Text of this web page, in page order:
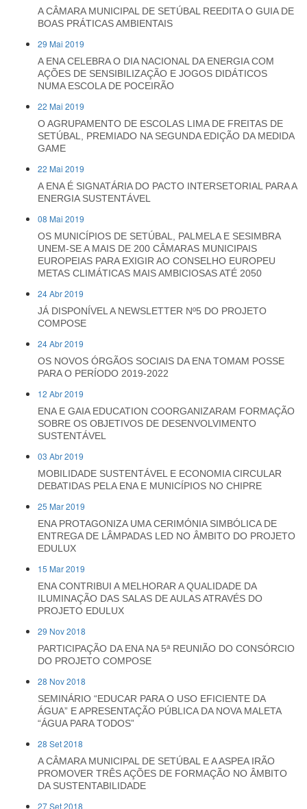
A CÂMARA MUNICIPAL DE SETÚBAL REEDITA O GUIA DE
BOAS PRÁTICAS AMBIENTAIS
29 Mai 2019
A ENA CELEBRA O DIA NACIONAL DA ENERGIA COM
AÇÕES DE SENSIBILIZAÇÃO E JOGOS DIDÁTICOS
NUMA ESCOLA DE POCEIRÃO
22 Mai 2019
O AGRUPAMENTO DE ESCOLAS LIMA DE FREITAS DE
SETÚBAL, PREMIADO NA SEGUNDA EDIÇÃO DA MEDIDA
GAME
22 Mai 2019
A ENA É SIGNATÁRIA DO PACTO INTERSETORIAL PARA A
ENERGIA SUSTENTÁVEL
08 Mai 2019
OS MUNICÍPIOS DE SETÚBAL, PALMELA E SESIMBRA
UNEM-SE A MAIS DE 200 CÂMARAS MUNICIPAIS
EUROPEIAS PARA EXIGIR AO CONSELHO EUROPEU
METAS CLIMÁTICAS MAIS AMBICIOSAS ATÉ 2050
24 Abr 2019
JÁ DISPONÍVEL A NEWSLETTER Nº5 DO PROJETO
COMPOSE
24 Abr 2019
OS NOVOS ÓRGÃOS SOCIAIS DA ENA TOMAM POSSE
PARA O PERÍODO 2019-2022
12 Abr 2019
ENA E GAIA EDUCATION COORGANIZARAM FORMAÇÃO
SOBRE OS OBJETIVOS DE DESENVOLVIMENTO
SUSTENTÁVEL
03 Abr 2019
MOBILIDADE SUSTENTÁVEL E ECONOMIA CIRCULAR
DEBATIDAS PELA ENA E MUNICÍPIOS NO CHIPRE
25 Mar 2019
ENA PROTAGONIZA UMA CERIMÓNIA SIMBÓLICA DE
ENTREGA DE LÂMPADAS LED NO ÂMBITO DO PROJETO
EDULUX
15 Mar 2019
ENA CONTRIBUI A MELHORAR A QUALIDADE DA
ILUMINAÇÃO DAS SALAS DE AULAS ATRAVÉS DO
PROJETO EDULUX
29 Nov 2018
PARTICIPAÇÃO DA ENA NA 5ª REUNIÃO DO CONSÓRCIO
DO PROJETO COMPOSE
28 Nov 2018
SEMINÁRIO “EDUCAR PARA O USO EFICIENTE DA
ÁGUA” E APRESENTAÇÃO PÚBLICA DA NOVA MALETA
“ÁGUA PARA TODOS”
28 Set 2018
A CÂMARA MUNICIPAL DE SETÚBAL E A ASPEA IRÃO
PROMOVER TRÊS AÇÕES DE FORMAÇÃO NO ÂMBITO
DA SUSTENTABILIDADE
27 Set 2018